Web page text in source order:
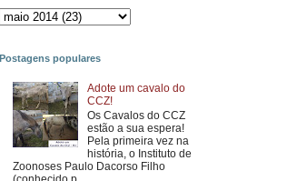
Postagens populares
Adote um cavalo do
CCZ!
Os Cavalos do CCZ
estão a sua espera!
Pela primeira vez na
história, o Instituto de
Zoonoses Paulo Dacorso Filho